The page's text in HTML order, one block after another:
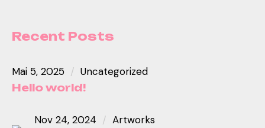
Recent Posts
Mai 5, 2025 Uncategorized
Hello world!
Nov 24, 2024 Artworks